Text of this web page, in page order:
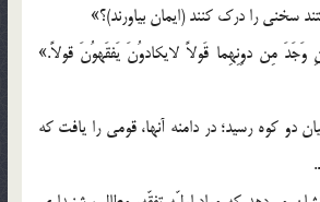
سخنى را درك كنند (ايمان بياورند)؟»
وَجَدَ مِن دوِنِهِما قَولاً لايكادوُنَ يَفقَهوُنَ قولاً.»
دو كوه رسيد؛ در دامنه آنها، قومى را يافت كه